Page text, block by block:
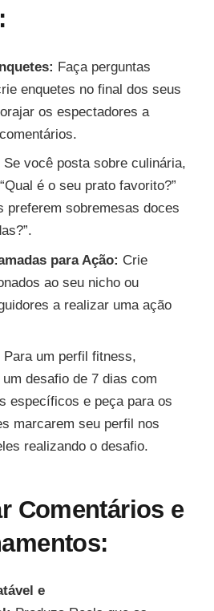
Faça perguntas
enquetes no final dos seus
os espectadores a
Se você posta sobre culinária,
é o seu prato favorito?”
preferem sobremesas doces
para Ação: Crie
ao seu nicho ou
a realizar uma ação
Para um perfil fitness,
um desafio de 7 dias com
específicos e peça para os
marcarem seu perfil nos
realizando o desafio.
Comentários e
e